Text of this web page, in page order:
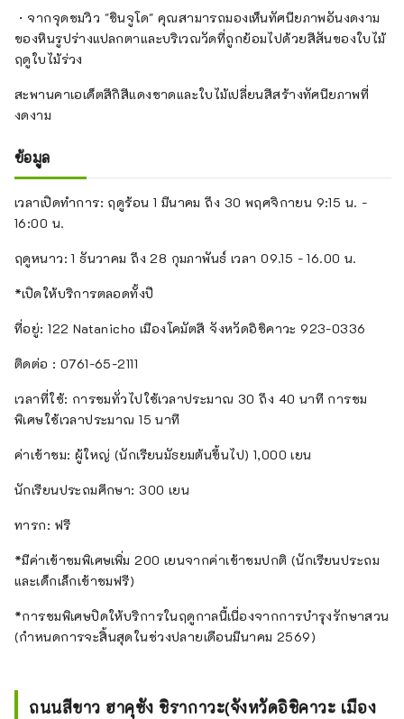
・จากจุดชมวิว "ชินจูโด" คุณสามารถมองเห็นทัศนียภาพอันงดงาม
ของหินรูปร่างแปลกตาและบริเวณวัดที่ถูกย้อมไปด้วยสีสันของใบไม้
ฤดูใบไม้ร่วง
สะพานคาเอเด็ตสึกิสีแดงชาดและใบไม้เปลี่ยนสีสร้างทัศนียภาพที่
งดงาม
ข้อมูล
เวลาเปิดทำการ: ฤดูร้อน 1 มีนาคม ถึง 30 พฤศจิกายน 9:15 น. -
16:00 น.
ฤดูหนาว: 1 ธันวาคม ถึง 28 กุมภาพันธ์ เวลา 09.15 - 16.00 น.
*เปิดให้บริการตลอดทั้งปี
ที่อยู่: 122 Natanicho เมืองโคมัตสึ จังหวัดอิชิคาวะ 923-0336
ติดต่อ : 0761-65-2111
เวลาที่ใช้: การชมทั่วไปใช้เวลาประมาณ 30 ถึง 40 นาที การชม
พิเศษใช้เวลาประมาณ 15 นาที
ค่าเข้าชม: ผู้ใหญ่ (นักเรียนมัธยมต้นขึ้นไป) 1,000 เยน
นักเรียนประถมศึกษา: 300 เยน
ทารก: ฟรี
*มีค่าเข้าชมพิเศษเพิ่ม 200 เยนจากค่าเข้าชมปกติ (นักเรียนประถม
และเด็กเล็กเข้าชมฟรี)
*การชมพิเศษปิดให้บริการในฤดูกาลนี้เนื่องจากการบำรุงรักษาสวน
(กำหนดการจะสิ้นสุดในช่วงปลายเดือนมีนาคม 2569)
ถนนสีขาว ฮาคุซัง ชิรากาวะ(จังหวัดอิชิคาวะ เมือง